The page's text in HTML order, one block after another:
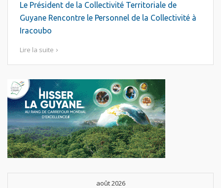
Le Président de la Collectivité Territoriale de
Guyane Rencontre le Personnel de la Collectivité à
Iracoubo
Lire la suite
août 2026